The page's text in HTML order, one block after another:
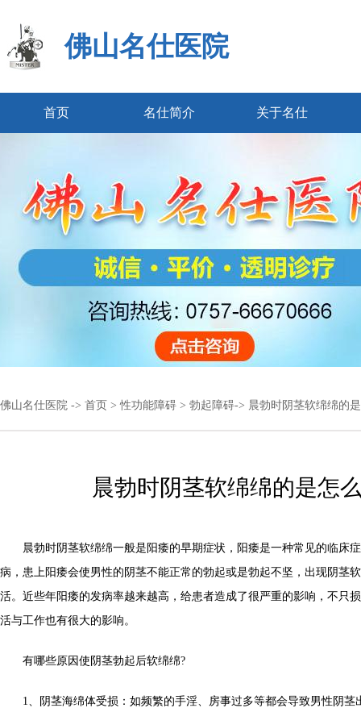
佛山名仕医院
首页 名仕简介 关于名仕
佛山名仕医院 -> 首页 >性功能障碍 > 勃起障碍-> 晨勃时阴茎软绵绵的
晨勃时阴茎软绵绵的是怎
晨勃时阴茎软绵绵一般是阳痿的早期症状，阳痿是一种常见的临床
病，患上阳痿会使男性的阴茎不能正常的勃起或是勃起不坚，出现阴茎
活。近些年阳痿的发病率越来越高，给患者造成了很严重的影响，不只
活与工作也有很大的影响。
有哪些原因使阴茎勃起后软绵绵?
1、阴茎海绵体受损：如频繁的手淫、房事过多等都会导致男性阴茎